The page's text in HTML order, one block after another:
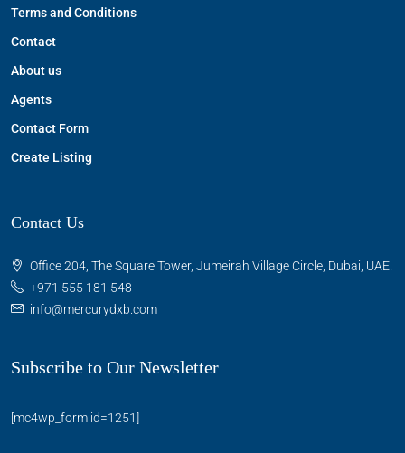
Terms and Conditions
Contact
About us
Agents
Contact Form
Create Listing
Contact Us
Office 204, The Square Tower, Jumeirah Village Circle, Dubai, UAE.
+971 555 181 548
info@mercurydxb.com
Subscribe to Our Newsletter
[mc4wp_form id=1251]